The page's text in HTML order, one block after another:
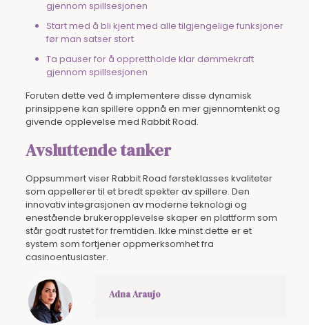
gjennom spillsesjonen
Start med å bli kjent med alle tilgjengelige funksjoner
før man satser stort
Ta pauser for å opprettholde klar dømmekraft
gjennom spillsesjonen
Foruten dette ved å implementere disse dynamisk
prinsippene kan spillere oppnå en mer gjennomtenkt og
givende opplevelse med Rabbit Road.
Avsluttende tanker
Oppsummert viser Rabbit Road førsteklasses kvaliteter
som appellerer til et bredt spekter av spillere. Den
innovativ integrasjonen av moderne teknologi og
enestående brukeropplevelse skaper en plattform som
står godt rustet for fremtiden. Ikke minst dette er et
system som fortjener oppmerksomhet fra
casinoentusiaster.
Adna Araujo